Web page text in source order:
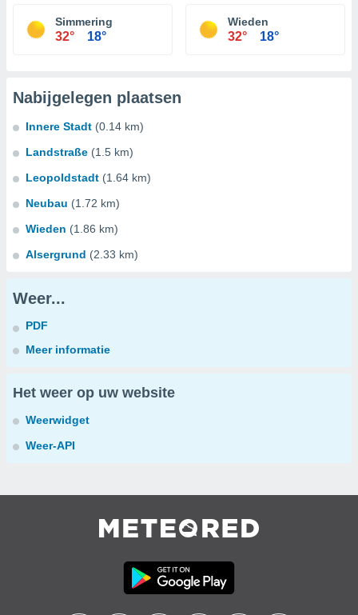
Simmering
32° 18°
Wieden
32° 18°
Nabijgelegen plaatsen
Innere Stadt (0.14 km)
Landstraße (1.5 km)
Leopoldstadt (1.64 km)
Neubau (1.72 km)
Wieden (1.86 km)
Alsergrund (2.33 km)
Weer...
PDF
Meer informatie
Het weer op uw website
Weerwidget
Weer-API